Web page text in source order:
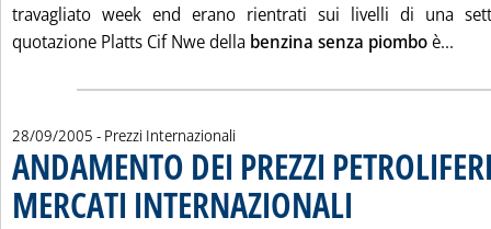
travagliato week end erano rientrati sui livelli di una
quotazione Platts Cif Nwe della benzina senza piomboè...
28/09/2005 - Prezzi Internazionali
ANDAMENTO DEI PREZZI
MERCATI INTERNAZIONALI